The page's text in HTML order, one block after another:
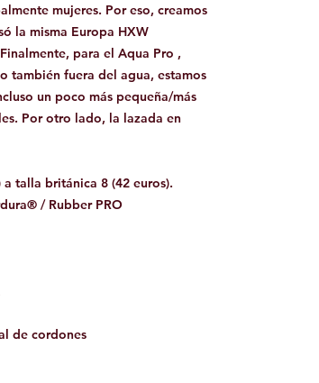
mujeres. Por eso, creamos
la misma Europa HXW
para el Aqua Pro ,
también fuera del agua, estamos
un poco más pequeña/más
Por otro lado, la lazada en
talla británica 8 (42 euros).
/ Rubber PRO
de cordones